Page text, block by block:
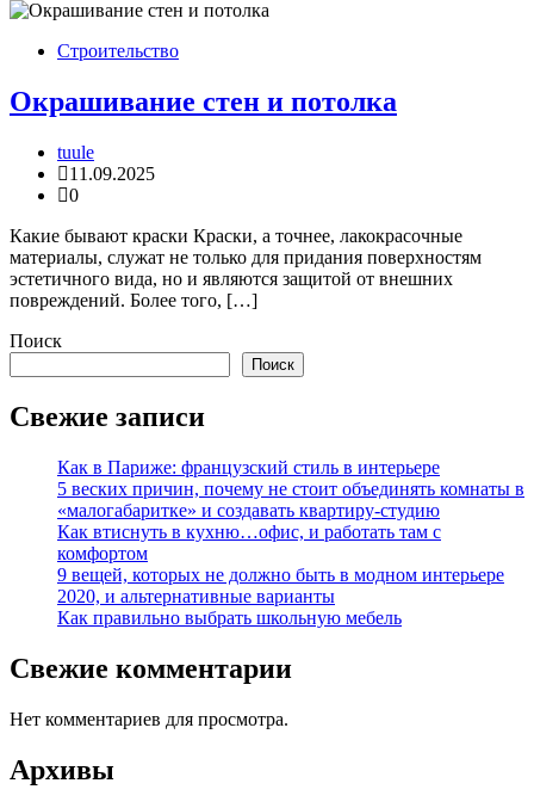
Строительство
Окрашивание стен и потолка
tuule
11.09.2025
0
Какие бывают краски Краски, а точнее, лакокрасочные
материалы, служат не только для придания поверхностям
эстетичного вида, но и являются защитой от внешних
повреждений. Более того, […]
Поиск
Поиск
Свежие записи
Как в Париже: французский стиль в интерьере
5 веских причин, почему не стоит объединять комнаты в
«малогабаритке» и создавать квартиру-студию
Как втиснуть в кухню…офис, и работать там с
комфортом
9 вещей, которых не должно быть в модном интерьере
2020, и альтернативные варианты
Как правильно выбрать школьную мебель
Свежие комментарии
Нет комментариев для просмотра.
Архивы